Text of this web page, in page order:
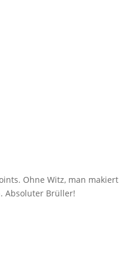
Ohne Witz, man makiert
Absoluter Brüller!